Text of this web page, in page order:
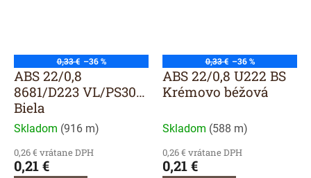
0,33 € –36 %
ABS 22/0,8
8681/D223 VL/PS30
Biela
Skladom (916 m)
0,26 € vrátane DPH
0,21 €
0,33 € –36 %
ABS 22/0,8 U222 BS
Krémovo béžová
Skladom (588 m)
0,26 € vrátane DPH
0,21 €